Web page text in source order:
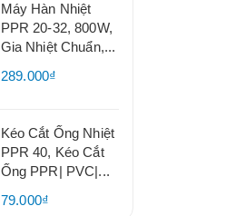
Máy Hàn Nhiệt
PPR 20-32, 800W,
Gia Nhiệt Chuẩn,...
289.000₫
Kéo Cắt Ống Nhiệt
PPR 40, Kéo Cắt
Ống PPR| PVC|...
79.000₫